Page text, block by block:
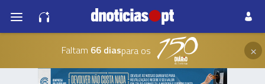
Faltam 66 diaspara os ×